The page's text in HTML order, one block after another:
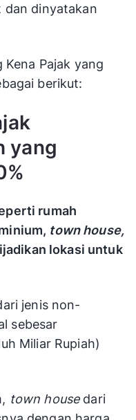
dan dinyatakan
Pajak yang
berikut:
yang
rumah
town house,
lokasi untuk
jenis non-
sebesar
Miliar Rupiah)
town housedari